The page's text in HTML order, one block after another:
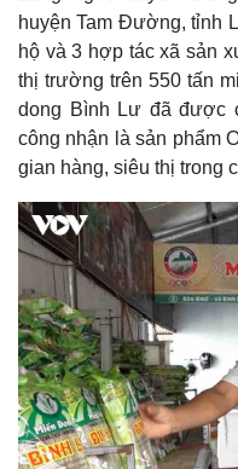
Kinh tế
Bất động sản
Khởi nghiệp
huyện Tam Đường, tỉnh
hộ và 3 hợp tác xã sản
thị trường trên 550 tấn
dong Bình Lư đã được
công nhận là sản phẩm
gian hàng, siêu thị trong